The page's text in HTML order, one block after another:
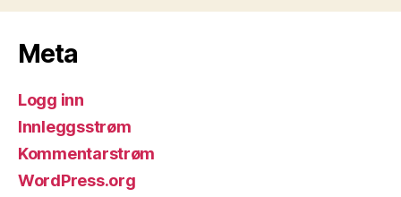
Meta
Logg inn
Innleggsstrøm
Kommentarstrøm
WordPress.org